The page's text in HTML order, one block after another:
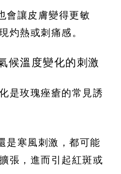
會讓皮膚變得更敏
灼熱或刺痛感。
候溫度變化的刺激
是玫瑰痤瘡的常見誘
是寒風刺激，都可能
張，進而引起紅斑或